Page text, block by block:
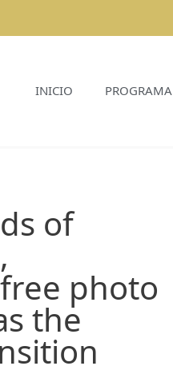
INICIO PROGRAMA
of
photo
the